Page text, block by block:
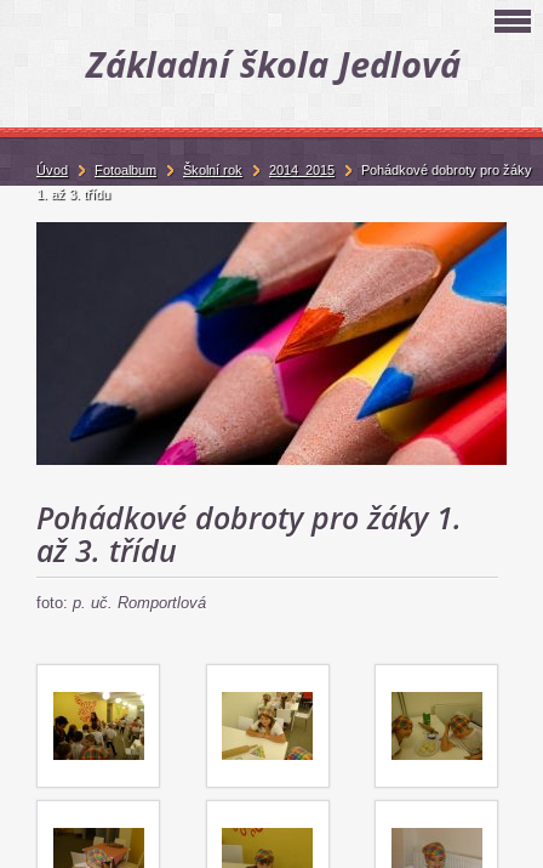
Základní škola Jedlová
Pohádkové dobroty pro žáky 1.
až 3. třídu
foto: p. uč. Romportlová
Úvod Fotoalbum Školní rok 2014_2015
Pohádkové dobroty pro žáky
1. až 3. třídu